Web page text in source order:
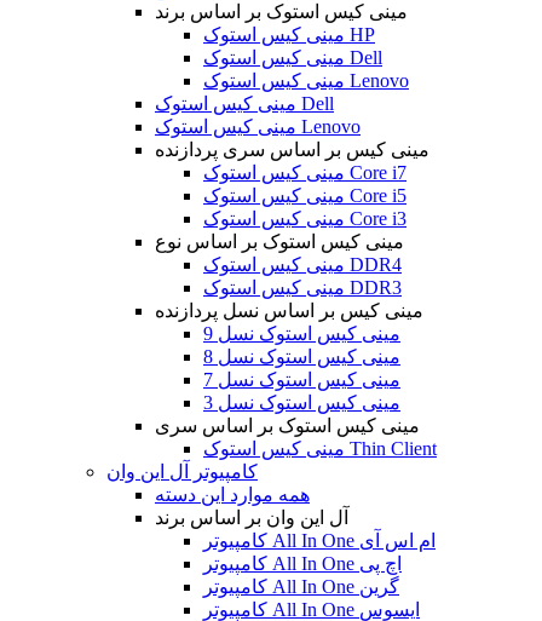
مینی کیس استوک بر اساس برند
مینی کیس استوک HP
مینی کیس استوک Dell
مینی کیس استوک Lenovo
مینی کیس استوک Dell
مینی کیس استوک Lenovo
مینی کیس بر اساس سری پردازنده
مینی کیس استوک Core i7
مینی کیس استوک Core i5
مینی کیس استوک Core i3
مینی کیس استوک بر اساس نوع
مینی کیس استوک DDR4
مینی کیس استوک DDR3
مینی کیس بر اساس نسل پردازنده
مینی کیس استوک نسل 9
مینی کیس استوک نسل 8
مینی کیس استوک نسل 7
مینی کیس استوک نسل 3
مینی کیس استوک بر اساس سری
مینی کیس استوک Thin Client
کامپیوتر آل این وان
همه موارد این دسته
آل این وان بر اساس برند
کامپیوتر All In One ام اس آی
کامپیوتر All In One اچ پی
کامپیوتر All In One گرین
کامپیوتر All In One ایسوس